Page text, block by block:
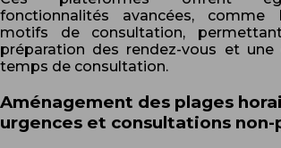
fonctionnalités avancées,
motifs de consultation,
préparation des rendez-vous et
temps de consultation.
Aménagement des plages
urgences et consultations